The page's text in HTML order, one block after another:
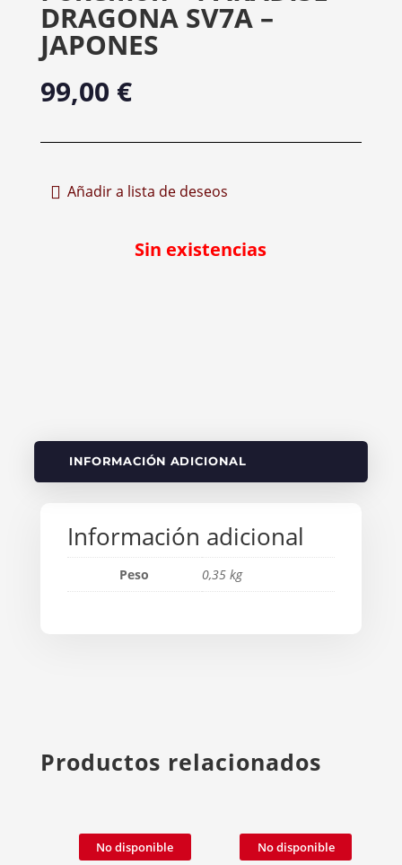
DRAGONA SV7A –
JAPONES
99,00 €
Añadir a lista de deseos
Sin existencias
INFORMACIÓN ADICIONAL
Información adicional
Peso 0,35 kg
Productos relacionados
No disponible No disponible